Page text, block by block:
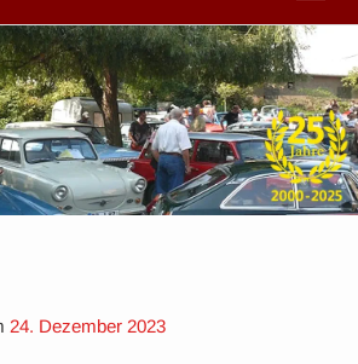
24. Dezember 2023